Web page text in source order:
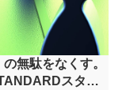
無駄をなくす。
スタッ